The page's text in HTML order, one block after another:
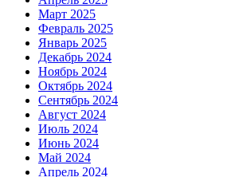
Март 2025
Февраль 2025
Январь 2025
Декабрь 2024
Ноябрь 2024
Октябрь 2024
Сентябрь 2024
Август 2024
Июль 2024
Июнь 2024
Май 2024
Апрель 2024